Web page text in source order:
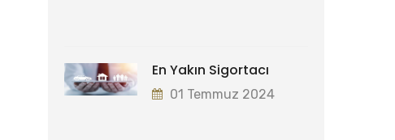
En Yakın Sigortacı
01 Temmuz 2024